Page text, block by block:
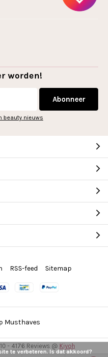
worden!
Abonneer
beauty nieuws
Musthaves
RSS-feed Sitemap
10 - 4176 Reviews @ Kiyoh
te verbeteren. Is dat akkoord?